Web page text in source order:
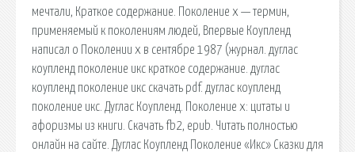
мечтали, Краткое содержание. Поколение x — термин,
применяемый к поколениям людей, Впервые Коупленд
написал о Поколении x в сентябре 1987 (журнал. дуглас
коупленд поколение икс краткое содержание. дуглас
коупленд поколение икс скачать pdf. дуглас коупленд
поколение икс. Дуглас Коупленд. Поколение x: цитаты и
афоризмы из книги. Скачать fb2, epub. Читать полностью
онлайн на сайте. Дуглас Коупленд Поколение «Икс» Сказки для